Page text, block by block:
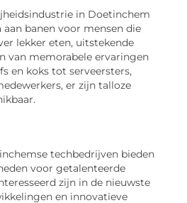
in Doetinchem
aan banen voor mensen die
lekker eten, uitstekende
van memorabele ervaringen
en koks tot serveersters,
er zijn talloze
techbedrijven bieden
voor getalenteerde
zijn in de nieuwste
en innovatieve